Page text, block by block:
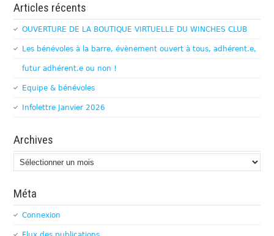
Articles récents
OUVERTURE DE LA BOUTIQUE VIRTUELLE DU WINCHES CLUB
Les bénévoles à la barre, évènement ouvert à tous, adhérent.e,
futur adhérent.e ou non !
Equipe & bénévoles
Infolettre Janvier 2026
Archives
Archives
Méta
Connexion